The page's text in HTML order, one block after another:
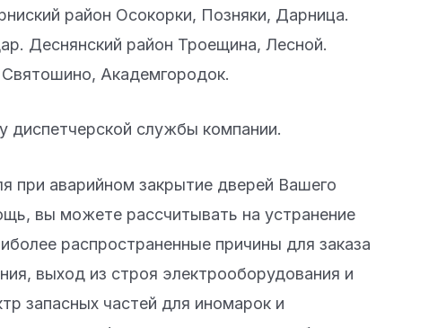
район Осокорки, Позняки, Дарница.
Деснянский район Троещина, Лесной.
Академгородок.
диспетчерской службы компании.
аварийном закрытие дверей Вашего
вы можете рассчитывать на устранение
распространенные причины для заказа
выход из строя электрооборудования и
запасных частей для иномарок и